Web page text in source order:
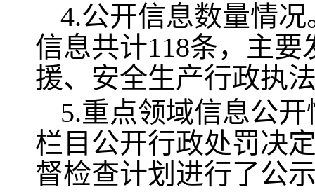
4.公开信息数量情
信息共计118条，主
援、安全生产行政执
5.重点领域信息公
栏目公开行政处罚决
督检查计划进行了公